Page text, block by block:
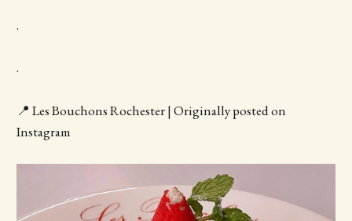
.
.
📍 Les Bouchons Rochester | Originally posted on
Instagram